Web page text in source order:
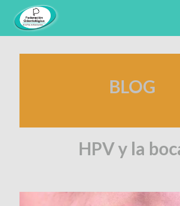
BLOG
HPV y la